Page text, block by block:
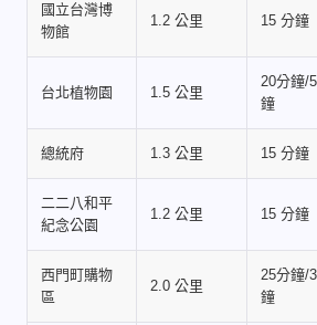
國立台灣博
物館
1.2 公里 15 分鐘
台北植物園 1.5 公里
20分鐘/
鐘
總統府 1.3 公里 15 分鐘
二二八和平
紀念公園
1.2 公里 15 分鐘
西門町購物
區
2.0 公里
25分鐘/
鐘